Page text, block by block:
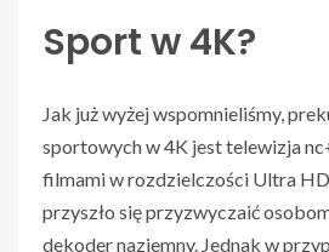
Sport w 4K?
Jak już wyżej wspomnieliśmy,
sportowych w 4K jest telewizja
filmami w rozdzielczości Ultra
przyszło się przyzwyczaić
dekoder naziemny. Jednak w